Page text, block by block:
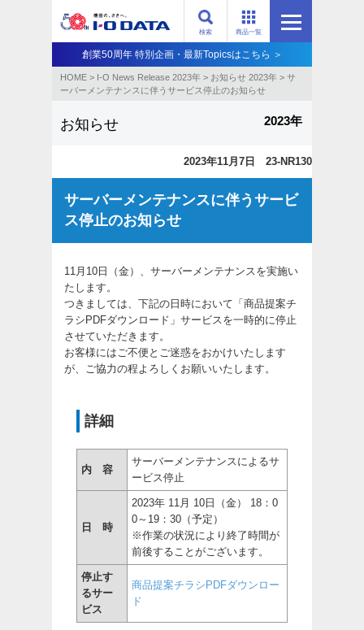
商品一覧
検索
創業50周年 特別企画・最新Topicsはこちら ＞
HOME > I-O News Release 2023年 > お知らせ 2023年 > サ
ーバーメンテナンスに伴うサービス停止のお知らせ
お知らせ 2023年
2023年11月7日 23-NR130
サーバーメンテナンスに伴うサービ
ス停止のお知らせ
11月10日（金）、サーバーメンテナンスを実施い
たします。
つきましては、下記の日時において「商品提案チ
ラシPDFダウンロード」サービスを一時的に停止
させていただきます。
お客様にはご不便とご迷惑をおかけいたします
が、ご協力の程よろしくお願いいたします。
詳細
内 容
サーバーメンテナンスによるサ
ービス停止
日 時
2023年 11月 10日（金） 18：0
0～19：30（予定）
※作業の状況により終了時間が
前後することがございます。
停止す
るサー
ビス
商品提案チラシPDFダウンロー
ド